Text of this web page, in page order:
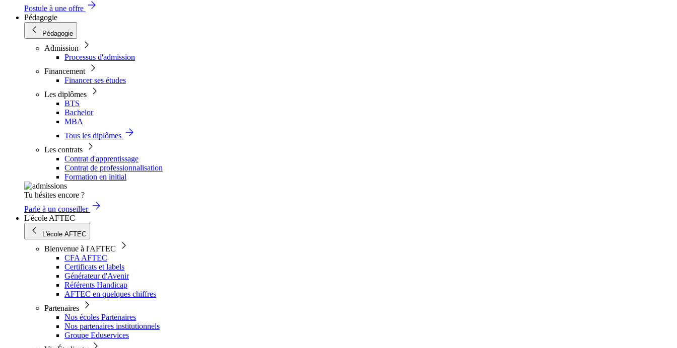
Postule à une offre
Pédagogie
Pédagogie
Admission
Processus d'admission
Financement
Financer ses études
Les diplômes
BTS
Bachelor
MBA
Tous les diplômes
Les contrats
Contrat d'apprentissage
Contrat de professionnalisation
Formation en initial
Tu hésites encore ?
Parle à un conseiller
L'école AFTEC
L'école AFTEC
Bienvenue à l'AFTEC
CFA AFTEC
Certificats et labels
Générateur d'Avenir
Référents Handicap
AFTEC en quelques chiffres
Partenaires
Nos écoles Partenaires
Nos partenaires institutionnels
Groupe Eduservices